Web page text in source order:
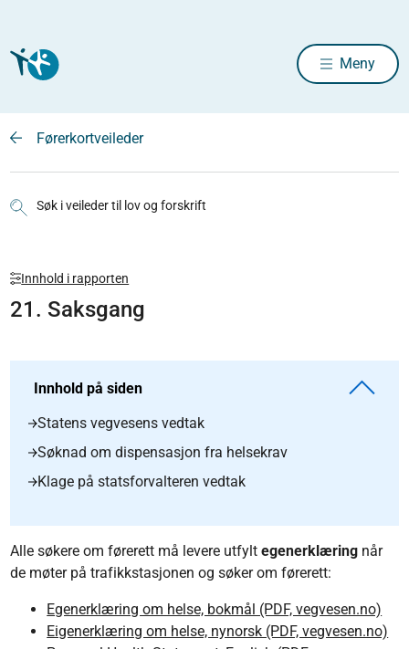
Meny
Førerkortveileder
Søk i veileder til lov og forskrift
Innhold i rapporten
21. Saksgang
Innhold på siden
Statens vegvesens vedtak
Søknad om dispensasjon fra helsekrav
Klage på statsforvalteren vedtak
Alle søkere om førerett må levere utfyltegenerklæring når
de møter på trafikkstasjonen og søker om førerett:
Egenerklæring om helse, bokmål (PDF, vegvesen.no)
Eigenerklæring om helse, nynorsk (PDF, vegvesen.no)